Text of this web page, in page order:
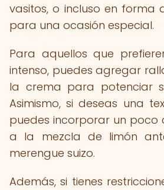
vasitos, o incluso en
para una ocasión especial.
Para aquellos que
intenso, puedes agregar
la crema para potenciar
Asimismo, si deseas una
puedes incorporar un
a la mezcla de limón
merengue suizo.
Además, si tienes